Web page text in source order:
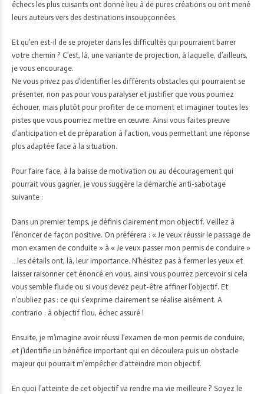
échecs les plus cuisants ont donné lieu à de pures créations ou ont mené
leurs auteurs vers des destinations insoupçonnées.
Et qu’en est-il de se projeter dans les difficultés qui pourraient barrer
votre chemin ? C’est, là, une variante de projection, à laquelle, d’ailleurs,
je vous encourage.
Ne vous privez pas d’identifier les différents obstacles qui pourraient se
présenter, non pas pour vous paralyser et justifier que vous pourriez
échouer, mais plutôt pour profiter de ce moment et imaginer toutes les
pistes que vous pourriez mettre en œuvre. Ainsi vous faites preuve
d’anticipation et de préparation à l’action, vous permettant une réponse
plus adaptée face à la situation.
Pour faire face, à la baisse de motivation ou au découragement qui
pourrait vous gagner, je vous suggère la démarche anti-sabotage
suivante :
Dans un premier temps, je définis clairement mon objectif. Veillez à
l’énoncer de façon positive. On préférera : « Je veux réussir le passage de
mon examen de conduite » à « Je veux passer mon permis de conduire »
…les détails ont, là, leur importance. N’hésitez pas à fermer les yeux et
laisser raisonner cet énoncé en vous, ainsi vous pourrez percevoir si cela
vous semble fluide ou si vous devez peut-être affiner l’objectif. Et
n’oubliez pas : ce qui s’exprime clairement se réalise aisément. A
contrario : à objectif flou, échec assuré !
Ensuite, je m’imagine avoir réussi l’examen de mon permis de conduire,
et j’identifie un bénéfice important qui en découlera puis un obstacle
majeur qui pourrait m’empêcher d’atteindre mon objectif.
En quoi l’atteinte de cet objectif va rendre ma vie meilleure ? Soyez le